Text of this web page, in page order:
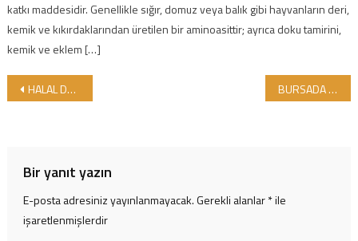
katkı maddesidir. Genellikle sığır, domuz veya balık gibi hayvanların deri,
kemik ve kıkırdaklarından üretilen bir aminoasittir; ayrıca doku tamirini,
kemik ve eklem […]
Yazı gezinmesi
HALAL DUNYA MARKETLERİNİN İSTEKLİLERİ TÜM DÜNYADA ARTIYOR !.. BURSADA HELAL LOKMA KONFERANSI…
Bir yanıt yazın
E-posta adresiniz yayınlanmayacak.Gerekli alanlar*ile
işaretlenmişlerdir